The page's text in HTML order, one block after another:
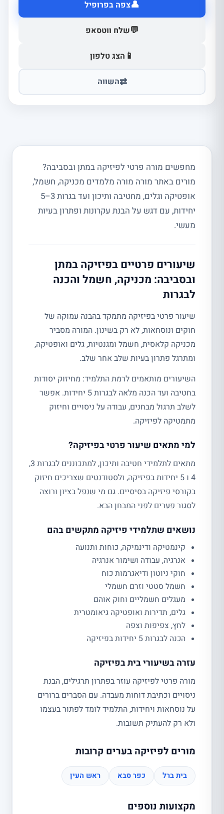
👤צפה בפרופיל
💬שלח ווטסאפ
📱 הצג טלפון
⇄השווה
מחפשים מורה פרטי לפיזיקה במתן ובסביבה?
מורים באתר מורה מורה מלמדים מכניקה, חשמל,
אופטיקה וגלים, מחטיבה ותיכון ועד בגרות 3–5
יחידות, עם דגש על הבנת עקרונות ופתרון בעיות
מעשי.
שיעורים פרטיים בפיזיקה במתן
ובסביבה: מכניקה, חשמל והכנה
לבגרות
שיעור פרטי בפיזיקה מתמקד בהבנה עמוקה של
חוקים ונוסחאות, לא רק בשינון. המורה מסביר
מכניקה קלאסית, חשמל ומגנטיות, גלים ואופטיקה,
ומתרגל פתרון בעיות שלב אחר שלב.
השיעורים מותאמים לרמת התלמיד: מחיזוק יסודות
בחטיבה ועד הכנה מלאה לבגרות 5 יחידות. אפשר
לשלב תרגול מבחנים, עבודה על ניסויים וחיזוק
מתמטיקה לפיזיקה.
למי מתאים שיעור פרטי בפיזיקה?
מתאים לתלמידי חטיבה ותיכון, למתכוננים לבגרות 3,
4 ו 5 יחידות בפיזיקה, ולסטודנטים שצריכים חיזוק
בקורסי פיזיקה בסיסיים. גם מי שנפל בציון ורוצה
לסגור פערים לפני המבחן הבא.
נושאים שתלמידי פיזיקה מתקשים בהם
קינמטיקה ודינמיקה, כוחות ותנועה
אנרגיה, עבודה ושימור אנרגיה
חוקי ניוטון ודיאגרמות כוח
חשמל סטטי וזרם חשמלי
מעגלים חשמליים וחוק אוהם
גלים, תדירות ואופטיקה גיאומטרית
לחץ, צפיפות וצפה
הכנה לבגרות 5 יחידות בפיזיקה
עזרה בשיעורי בית בפיזיקה
מורה פרטי לפיזיקה עוזר בפתרון תרגילים, הבנת
ניסויים וכתיבת דוחות מעבדה. עם הסברים ברורים
על נוסחאות ויחידות, התלמיד לומד לפתור בעצמו
ולא רק להעתיק תשובות.
מורים לפיזיקה בערים קרובות
בית ברל כפר סבא ראש העין
מקצועות נוספים